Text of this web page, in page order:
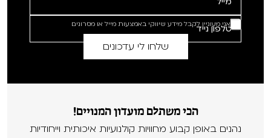
אני מעוניין לקבל מידע שיווקי באמצעות מייל או מסרונים
הכי משתלם מועדון המנויים!
נהנים באופן קבוע מחוויות קולנועיות איכותית וייחודיות